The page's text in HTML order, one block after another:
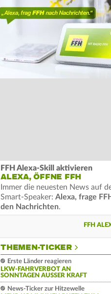
FFH Alexa-Skill aktivieren
ALEXA, ÖFFNE FFH
Immer die neuesten News auf
Smart-Speaker: Alexa, frage
den Nachrichten.
FFH
THEMEN-TICKER
Erste Länder reagieren
LKW-FAHRVERBOT AN
SONNTAGEN AUSSER KRAFT
News-Ticker zur Hitzewelle